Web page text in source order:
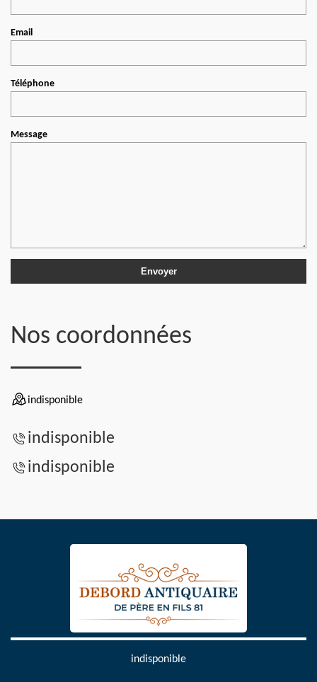
Email
Téléphone
Message
Nos coordonnées
indisponible
indisponible
indisponible
indisponible